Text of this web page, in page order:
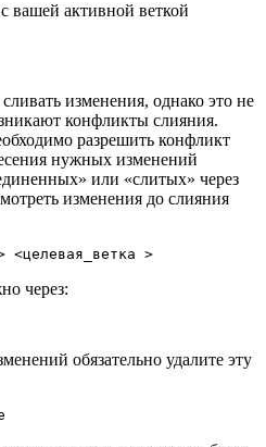
вашей активной веткой
изменения, однако это не
конфликты слияния.
разрешить конфликт
нужных изменений
или «слитых» через
изменения до слияния
>
через:
обязательно удалите эту